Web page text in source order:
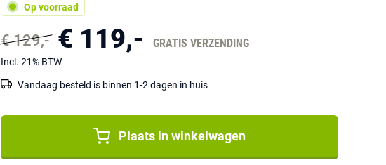
Op voorraad
€ 129,- € 119,- GRATIS VERZENDING
Incl. 21% BTW
Vandaag besteld is binnen 1-2 dagen in huis
Plaats in winkelwagen